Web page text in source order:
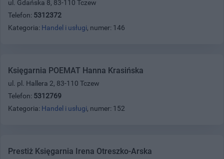
ul. Gdańska 8, 83-110 Tczew
Telefon: 5312372
Kategoria: Handel i usługi, numer: 146
Księgarnia POEMAT Hanna Krasińska
ul. pl. Hallera 2, 83-110 Tczew
Telefon: 5312769
Kategoria: Handel i usługi, numer: 152
Prestiż Księgarnia Irena Otreszko-Arska